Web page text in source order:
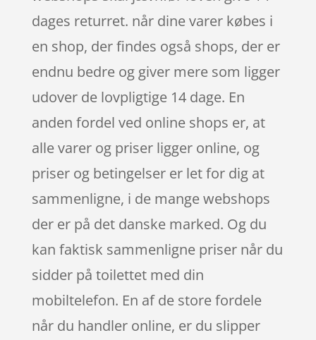
dages returret. når dine varer købes i
en shop, der findes også shops, der er
endnu bedre og giver mere som ligger
udover de lovpligtige 14 dage. En
anden fordel ved online shops er, at
alle varer og priser ligger online, og
priser og betingelser er let for dig at
sammenligne, i de mange webshops
der er på det danske marked. Og du
kan faktisk sammenligne priser når du
sidder på toilettet med din
mobiltelefon. En af de store fordele
når du handler online, er du slipper